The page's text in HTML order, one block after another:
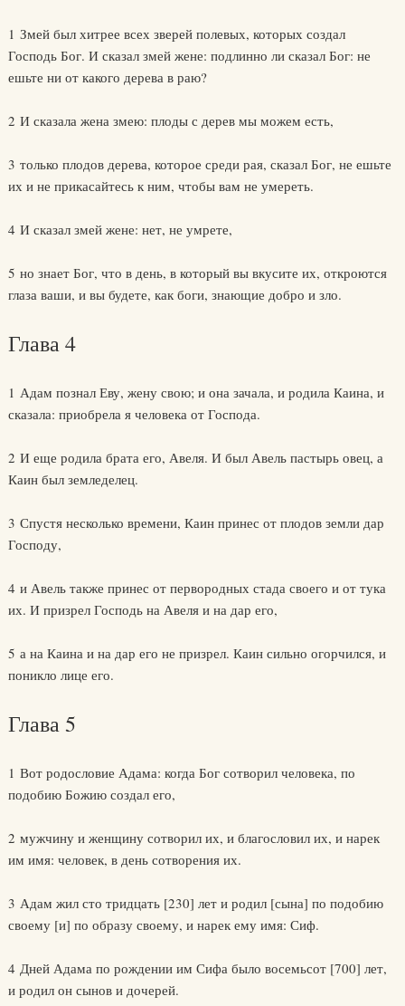
1 Змей был хитрее всех зверей полевых, которых создал
Господь Бог. И сказал змей жене: подлинно ли сказал Бог: не
ешьте ни от какого дерева в раю?
2 И сказала жена змею: плоды с дерев мы можем есть,
3 только плодов дерева, которое среди рая, сказал Бог, не ешьте
их и не прикасайтесь к ним, чтобы вам не умереть.
4 И сказал змей жене: нет, не умрете,
5 но знает Бог, что в день, в который вы вкусите их, откроются
глаза ваши, и вы будете, как боги, знающие добро и зло.
Глава 4
1 Адам познал Еву, жену свою; и она зачала, и родила Каина, и
сказала: приобрела я человека от Господа.
2 И еще родила брата его, Авеля. И был Авель пастырь овец, а
Каин был земледелец.
3 Спустя несколько времени, Каин принес от плодов земли дар
Господу,
4 и Авель также принес от первородных стада своего и от тука
их. И призрел Господь на Авеля и на дар его,
5 а на Каина и на дар его не призрел. Каин сильно огорчился, и
поникло лице его.
Глава 5
1 Вот родословие Адама: когда Бог сотворил человека, по
подобию Божию создал его,
2 мужчину и женщину сотворил их, и благословил их, и нарек
им имя: человек, в день сотворения их.
3 Адам жил сто тридцать [230] лет и родил [сына] по подобию
своему [и] по образу своему, и нарек ему имя: Сиф.
4 Дней Адама по рождении им Сифа было восемьсот [700] лет,
и родил он сынов и дочерей.